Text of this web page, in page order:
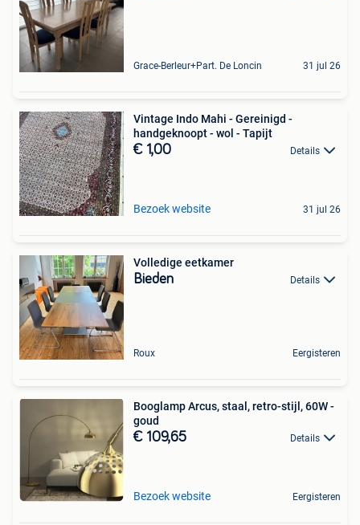
Grace-Berleur+Part. De Loncin 31 jul 26
Vintage Indo Mahi - Gereinigd -
handgeknoopt - wol - Tapijt
€ 1,00 Details
Bezoek website 31 jul 26
Volledige eetkamer
Bieden Details
Roux Eergisteren
Booglamp Arcus, staal, retro-stijl, 60W -
goud
€ 109,65 Details
Bezoek website Eergisteren